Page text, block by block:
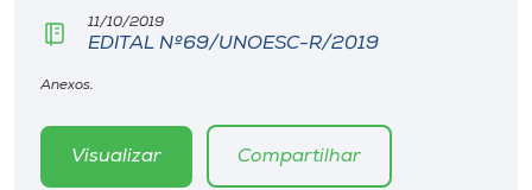
Selecione
o idioma
11/10/2019
EDITAL Nº69/UNOESC-R/2019
Anexos.
Visualizar Compartilhar